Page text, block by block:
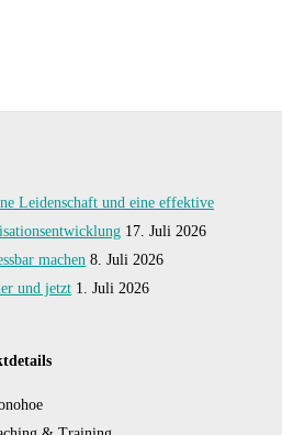
Leidenschaft und eine effektive
17. Juli 2026
machen 8. Juli 2026
und jetzt 1. Juli 2026